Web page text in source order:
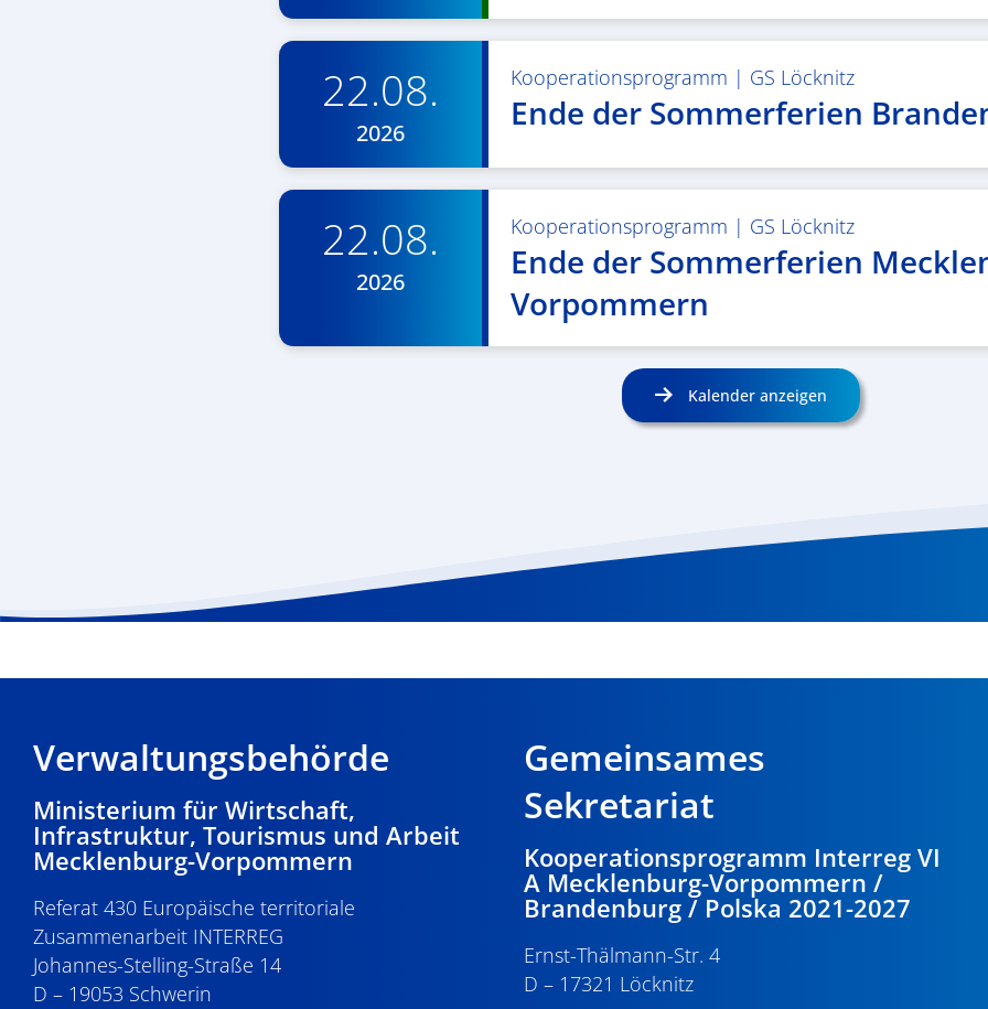
22.08.
2026
Kooperationsprogramm | GS Löcknitz
Ende der Sommerferien
22.08.
2026
Kooperationsprogramm | GS Löcknitz
Ende der Sommerferien
Vorpommern
Kalender anzeigen
Verwaltungsbehörde
Ministerium für Wirtschaft,
Infrastruktur, Tourismus und Arbeit
Mecklenburg-Vorpommern
Referat 430 Europäische territoriale
Zusammenarbeit INTERREG
Johannes-Stelling-Straße 14
D – 19053 Schwerin
Gemeinsames
Sekretariat
Kooperationsprogramm Interreg VI
A Mecklenburg-Vorpommern /
Brandenburg / Polska 2021-2027
Ernst-Thälmann-Str. 4
D – 17321 Löcknitz